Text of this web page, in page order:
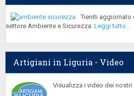
Tieniti aggiornato
settore Ambiente e Sicurezza. Leggi tutto...
Artigiani in Liguria - Video
Visualizza i video dei nostri